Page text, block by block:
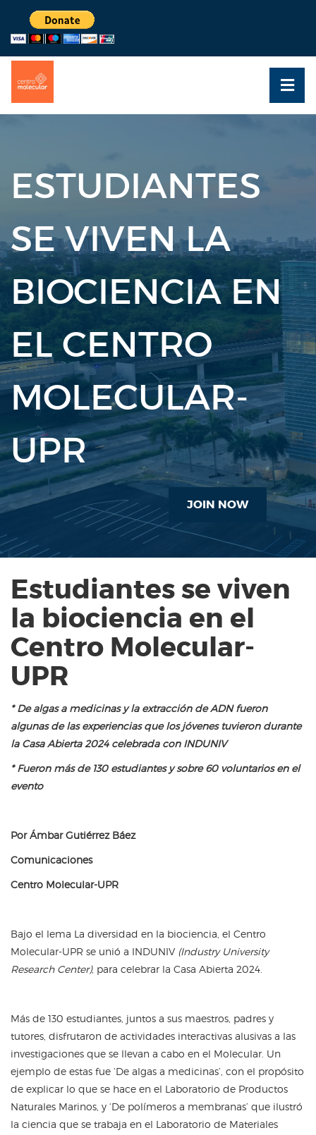
ESTUDIANTES
SE VIVEN LA
BIOCIENCIA EN
EL CENTRO
MOLECULAR-
UPR
JOIN NOW
Estudiantes se viven
la biociencia en el
Centro Molecular-
UPR
* De algas a medicinas y la extracción de ADN fueron
algunas de las experiencias que los jóvenes tuvieron durante
la Casa Abierta 2024 celebrada con INDUNIV
* Fueron más de 130 estudiantes y sobre 60 voluntarios en el
evento
Por Ámbar Gutiérrez Báez
Comunicaciones
Centro Molecular-UPR
Bajo el lema La diversidad en la biociencia, el Centro
Molecular-UPR se unió a INDUNIV (Industry University
Research Center), para celebrar la Casa Abierta 2024.
Más de 130 estudiantes, juntos a sus maestros, padres y
tutores, disfrutaron de actividades interactivas alusivas a las
investigaciones que se llevan a cabo en el Molecular. Un
ejemplo de estas fue ‘De algas a medicinas’, con el propósito
de explicar lo que se hace en el Laboratorio de Productos
Naturales Marinos, y ‘De polímeros a membranas’ que ilustró
la ciencia que se trabaja en el Laboratorio de Materiales